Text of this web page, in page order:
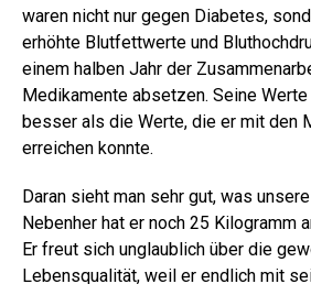
waren nicht nur gegen Diabetes,
erhöhte Blutfettwerte und
einem halben Jahr der
Medikamente absetzen. Seine
besser als die Werte, die er mit den
erreichen konnte.
Daran sieht man sehr gut, was
Nebenher hat er noch 25 Kilogramm
Er freut sich unglaublich über die
Lebensqualität, weil er endlich mit